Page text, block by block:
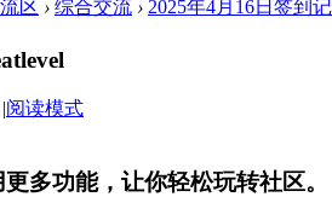
区 › 综合交流 › 2025年4月16日签到
|阅读模式
多功能，让你轻松玩转社区。